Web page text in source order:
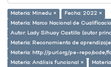
Materia: Minedu ×
Fecha: 2022 ×
Materia: Marco Nacional de
Autor: Lady Sihuay Castillo (autor
Materia: Reconomiento de
Materia: http://purl.org/pe-repo/ocde/
Materia: Análisis funcional ×